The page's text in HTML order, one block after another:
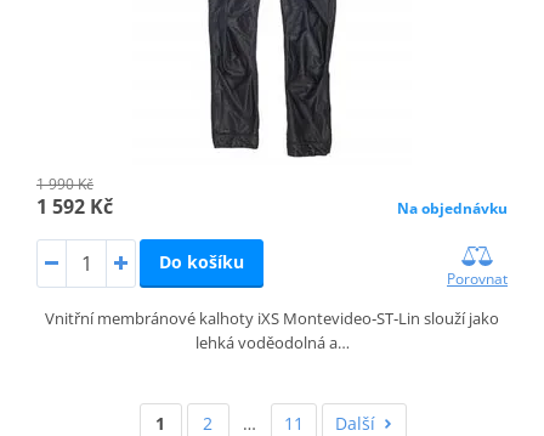
1 990 Kč
1 592 Kč Na objednávku
Do košíku
Porovnat
Vnitřní membránové kalhoty iXS Montevideo‑ST‑Lin slouží jako
lehká voděodolná a…
1 2 … 11 Další